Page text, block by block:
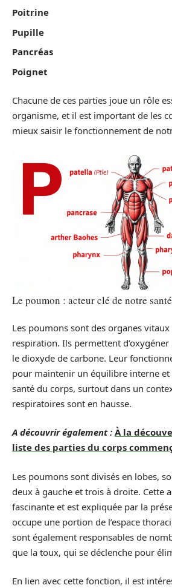
Poitrine
Pupille
Pancréas
Poignet
Chacune de ces parties joue un rôle
organisme, et il est important de les
mieux saisir le fonctionnement de
Le poumon : acteur clé de notre santé
Les poumons sont des organes vitaux
respiration. Ils permettent d’oxygéner
le dioxyde de carbone. Leur
pour maintenir un équilibre interne et
santé du corps, surtout dans un
respiratoires sont en hausse.
A découvrir également : À la
liste des parties du corps
Les poumons sont divisés en lobes,
deux à gauche et trois à droite. Cette
fascinante et est expliquée par la
occupe une portion de l’espace
sont également responsables de
que la toux, qui se déclenche pour
En lien avec cette fonction, il est